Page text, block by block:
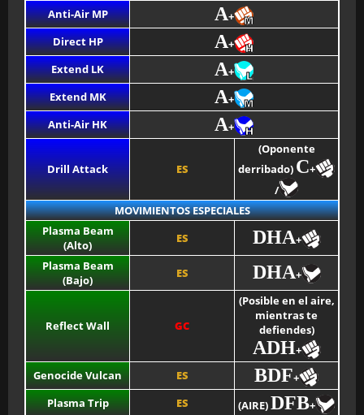
Anti-Air MP A+
Direct HP
A+
Extend LK
A+
Extend MK
A+
Anti-Air HK
A+
Drill Attack ES
(Oponente
derribado) C+
/
MOVIMIENTOS ESPECIALES
Plasma Beam
(Alto)
ES DHA+
Plasma Beam
(Bajo)
ES DHA+
Reflect Wall GC
(Posible en el aire,
mientras te
defiendes)
ADH+
Genocide Vulcan
ES BDF+
Plasma Trip
ES (AIRE)DFB+